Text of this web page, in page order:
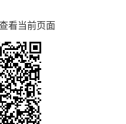
看当前页面